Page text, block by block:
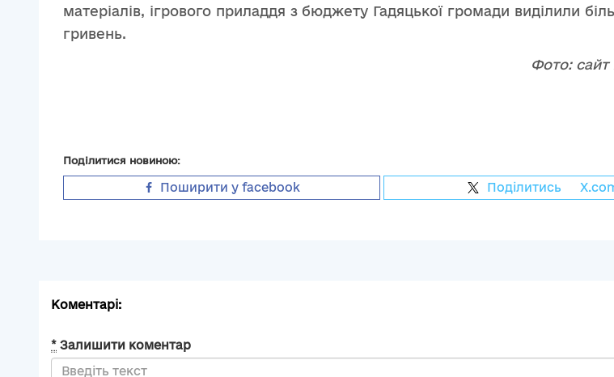
матеріалів, ігрового приладдя з бюджету Гадяцької громади виділили
гривень.
Фото: сайт
Поділитися новиною:
Поширити у facebook Поділитись
Коментарі:
* Залишити коментар